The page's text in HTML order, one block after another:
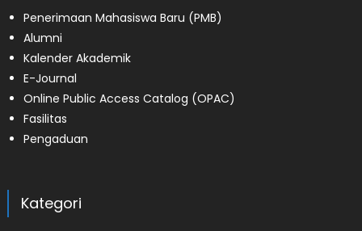
Penerimaan Mahasiswa Baru (PMB)
Alumni
Kalender Akademik
E-Journal
Online Public Access Catalog (OPAC)
Fasilitas
Pengaduan
Kategori